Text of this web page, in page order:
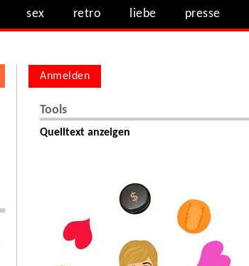
sex retro liebe presse
Anmelden
Tools
Quelltext anzeigen